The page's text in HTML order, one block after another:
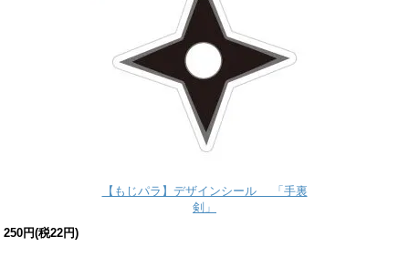
【もじパラ】デザインシール 「手裏
剣」
250円(税22円)